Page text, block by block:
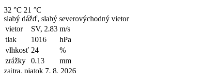
32 °C 21 °C
slabý dážď, slabý severovýchodný vietor
vietor
SV, 2.83 m/s
tlak
1016
hPa
vlhkosť 24
%
zrážky
0.13
mm
zajtra, piatok 7. 8. 2026